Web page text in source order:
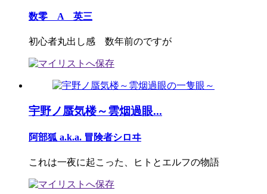
数零 A 英三
初心者丸出し感 数年前のですが
宇野ノ蜃気楼～雲烟過眼...
阿部狐 a.k.a. 冒険者シロヰ
これは一夜に起こった、ヒトとエルフの物語